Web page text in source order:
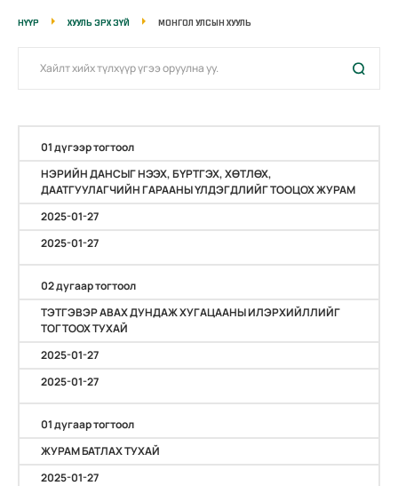
НҮҮР ХУУЛЬ ЭРХ ЗҮЙ МОНГОЛ УЛСЫН ХУУЛЬ
01 дүгээр тогтоол
НЭРИЙН ДАНСЫГ НЭЭХ, БҮРТГЭХ, ХӨТЛӨХ,
ДААТГУУЛАГЧИЙН ГАРААНЫ ҮЛДЭГДЛИЙГ ТООЦОХ ЖУРАМ
2025-01-27
2025-01-27
02 дугаар тогтоол
ТЭТГЭВЭР АВАХ ДУНДАЖ ХУГАЦААНЫ ИЛЭРХИЙЛЛИЙГ
ТОГТООХ ТУХАЙ
2025-01-27
2025-01-27
01 дугаар тогтоол
ЖУРАМ БАТЛАХ ТУХАЙ
2025-01-27